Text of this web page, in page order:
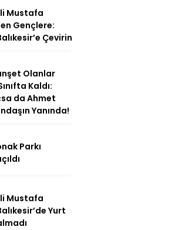
Mustafa
Gençlere:
Çevirin
Olanlar
Kaldı:
da Ahmet
Yanında!
Parkı
Mustafa
Yurt